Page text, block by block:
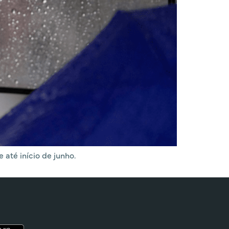
até início de junho.